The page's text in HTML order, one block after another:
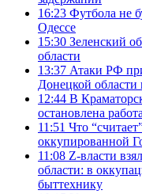
16:23 Футбола не
Одессе
15:30 Зеленский
области
13:37 Атаки РФ
Донецкой
12:44 В
остановлена
11:51 Что
оккупированной
11:08 Z-власти
области: в
быттехнику